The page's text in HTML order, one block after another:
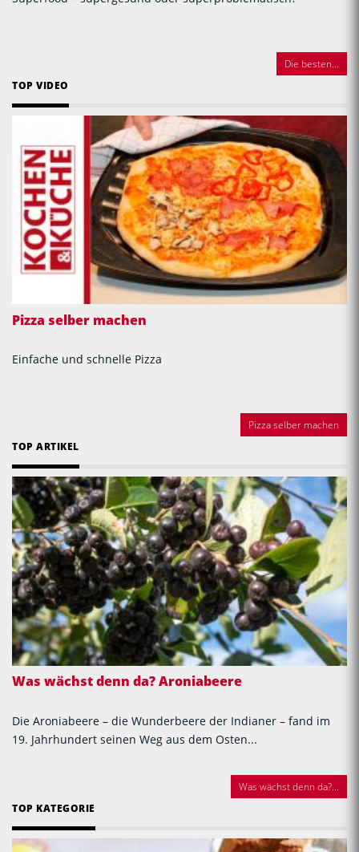
Die besten...
TOP VIDEO
Pizza selber machen
Einfache und schnelle Pizza
Pizza selber machen
TOP ARTIKEL
Was wächst denn da? Aroniabeere
Die Aroniabeere – die Wunderbeere der Indianer – fand im
19. Jahrhundert seinen Weg aus dem Osten...
Was wächst denn da?...
TOP KATEGORIE